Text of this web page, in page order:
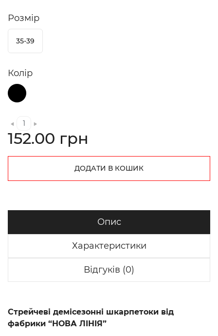
Розмір
35-39
Колір
152.00 грн
ДОДАТИ В КОШИК
Опис
Характеристики
Відгуків (0)
Стрейчеві демісезонні шкарпетоки від
фабрики “НОВА ЛІНІЯ”